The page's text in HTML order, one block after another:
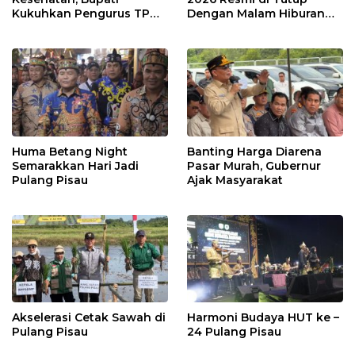
Kukuhkan Pengurus TP
Dengan Malam Hiburan
Huma Betang Night
Semarakkan Hari Jadi
Pulang Pisau
Banting Harga Diarena
Pasar Murah, Gubernur
Ajak Masyarakat
Akselerasi Cetak Sawah di
Pulang Pisau
Harmoni Budaya HUT ke –
24 Pulang Pisau